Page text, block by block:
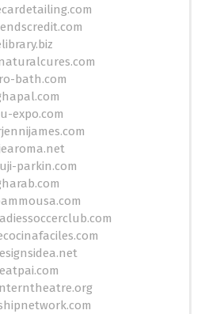
bath.com
expo.com
parkin.com